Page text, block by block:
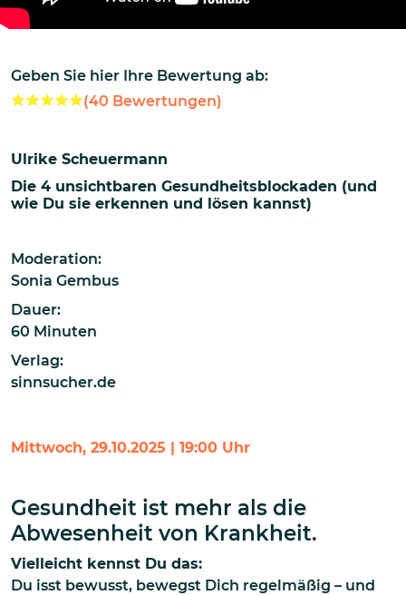
Geben Sie hier Ihre Bewertung ab:
(40 Bewertungen)
Ulrike Scheuermann
Die 4 unsichtbaren Gesundheitsblockaden (und
wie Du sie erkennen und lösen kannst)
Moderation:
Sonia Gembus
Dauer:
60 Minuten
Verlag:
sinnsucher.de
Mittwoch, 29.10.2025 | 19:00 Uhr
Gesundheit ist mehr als die
Abwesenheit von Krankheit.
Vielleicht kennst Du das:
Du isst bewusst, bewegst Dich regelmäßig – und